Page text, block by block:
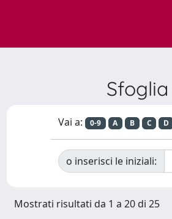
Vai a: 0-9 A B C D
o inserisci le iniziali:
Mostrati risultati da 1 a 20 di 25